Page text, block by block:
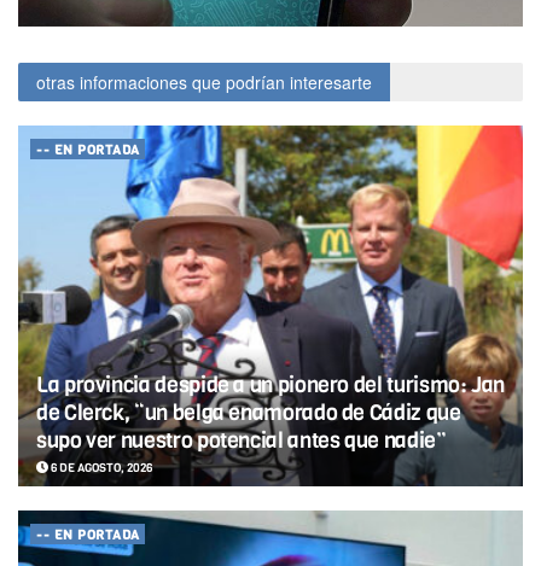
otras informaciones que podrían interesarte
-- EN PORTADA
La provincia despide a un pionero del turismo: Jan
de Clerck, “un belga enamorado de Cádiz que
supo ver nuestro potencial antes que nadie”
6 DE AGOSTO, 2026
-- EN PORTADA